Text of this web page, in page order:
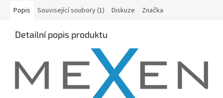
Popis Související soubory (1) Diskuze Značka
Detailní popis produktu